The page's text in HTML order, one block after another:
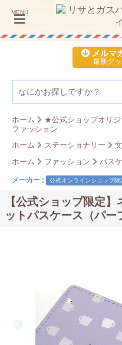
MENU
メルマ
最新グッ
ホーム ★公式ショップオリ
ファッション
ホーム
ステーショナリー
ホーム
ファッション パス
メーカー : 公式オンラインショップ限
【公式ショップ限定
ットパスケース（パー